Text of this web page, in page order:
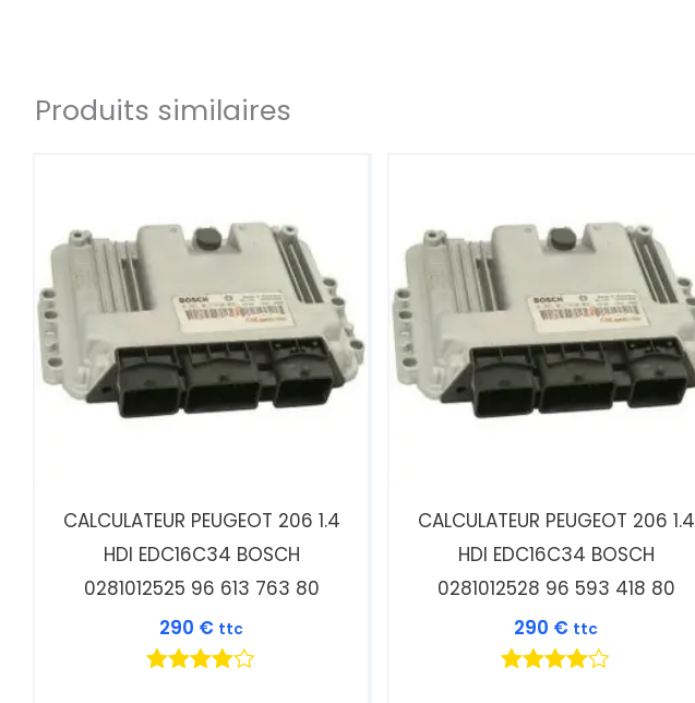
Produits similaires
CALCULATEUR PEUGEOT 206 1.4
HDI EDC16C34 BOSCH
0281012525 96 613 763 80
290 € ttc
CALCULATEUR PEUGEOT 206 1.4
HDI EDC16C34 BOSCH
0281012528 96 593 418 80
290 € ttc